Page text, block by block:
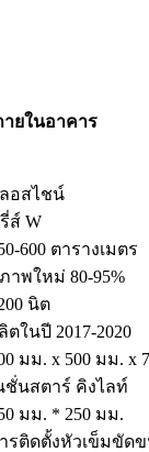
ายในอาคาร
อสไชน์
ส์ W
600 ตารางเมตร
าพใหม่ 80-95%
นิต
ตในปี 2017-2020
มม. x 500 มม. x
ชั่นสตาร์ คิงไลท์
มม. * 250 มม.
รติดตั้งหัวเข็มขัด